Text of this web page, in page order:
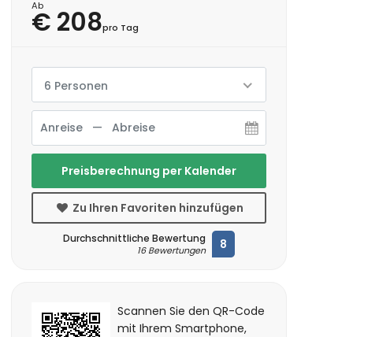
Ab
€ 208pro Tag
6 Personen
Preisberechnung per Kalender
Zu Ihren Favoriten hinzufügen
Durchschnittliche Bewertung
16 Bewertungen 8
Scannen Sie den QR-Code
mit Ihrem Smartphone,